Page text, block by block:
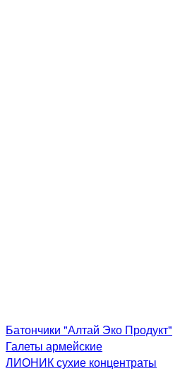
Батончики "Алтай Эко Продукт"
Галеты армейские
ЛИОНИК сухие концентраты